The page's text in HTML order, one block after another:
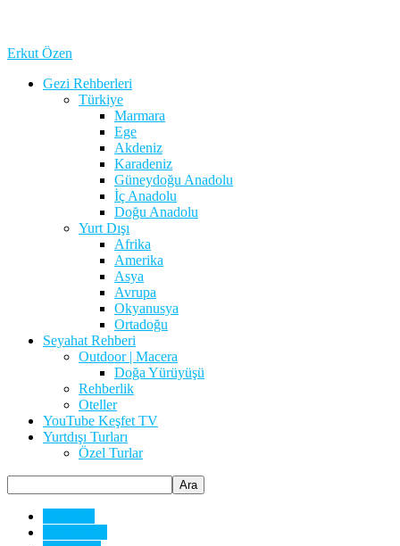
Erkut Özen
Gezi Rehberleri
Türkiye
Marmara
Ege
Akdeniz
Karadeniz
Güneydoğu Anadolu
İç Anadolu
Doğu Anadolu
Yurt Dışı
Afrika
Amerika
Asya
Avrupa
Okyanusya
Ortadoğu
Seyahat Rehberi
Outdoor | Macera
Doğa Yürüyüşü
Rehberlik
Oteller
YouTube Keşfet TV
Yurtdışı Turları
Özel Turlar